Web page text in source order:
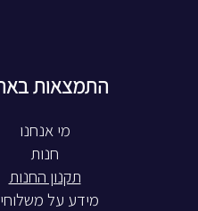
התמצאות
חנות
תקנון החנות
מידע על